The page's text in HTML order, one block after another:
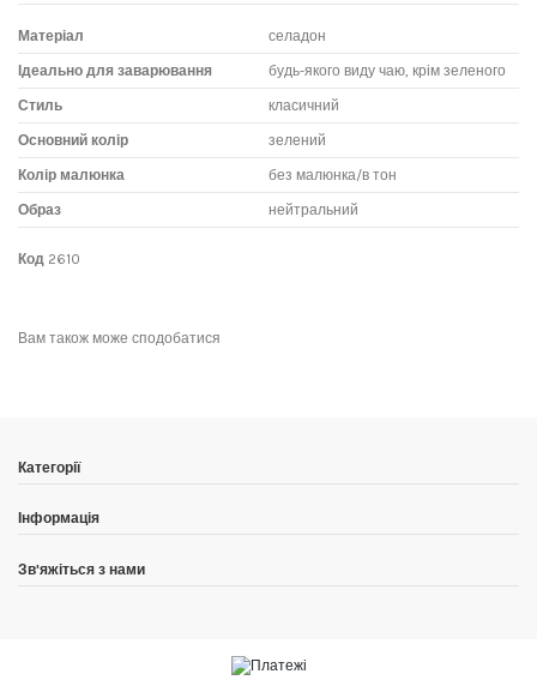
Матеріал селадон
Ідеально для заварювання будь-якого виду чаю, крім зеленого
Стиль класичний
Основний колір зелений
Колір малюнка без малюнка/в тон
Образ нейтральний
Код 2610
Вам також може сподобатися
Категорії
Інформація
Зв'яжіться з нами